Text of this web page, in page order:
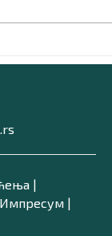
|
Импресум|